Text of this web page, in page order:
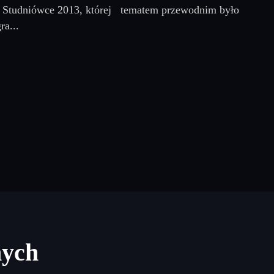
2013, której tematem przewodnim było